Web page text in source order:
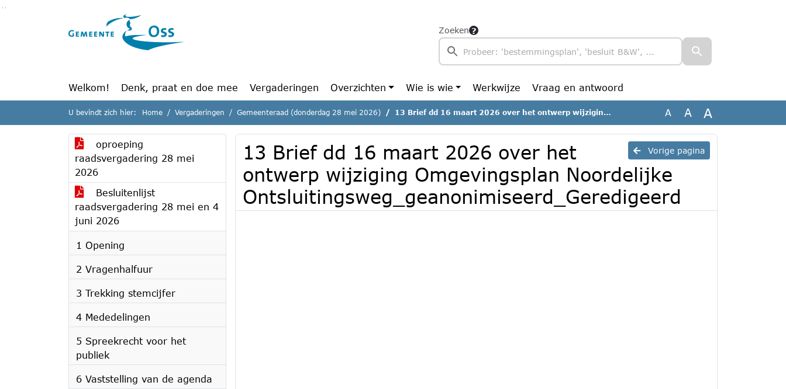
Ga naar de inhoud van deze pagina
Zoeken
Welkom! Denk, praat en doe mee Vergaderingen Overzichten Wie is wie Werkwijze Vraag en antwoord
U bevindt zich hier: Home Vergaderingen Gemeenteraad (donderdag 28 mei 2026) 13 Brief dd 16 maart 2026 over het ontwerp wijziging Omgevingsplan Noordelijke Ontsluitingsweg_geanonimiseerd_Geredigeerd A A A
oproeping
raadsvergadering 28 mei
2026
Besluitenlijst
raadsvergadering 28 mei en 4
juni 2026
1 Opening
2 Vragenhalfuur
3 Trekking stemcijfer
4 Mededelingen
5 Spreekrecht voor het
publiek
6 Vaststelling van de agenda
Vorige pagina
13 Brief dd 16 maart 2026 over het
ontwerp wijziging Omgevingsplan Noordelijke
Ontsluitingsweg_geanonimiseerd_Geredigeerd